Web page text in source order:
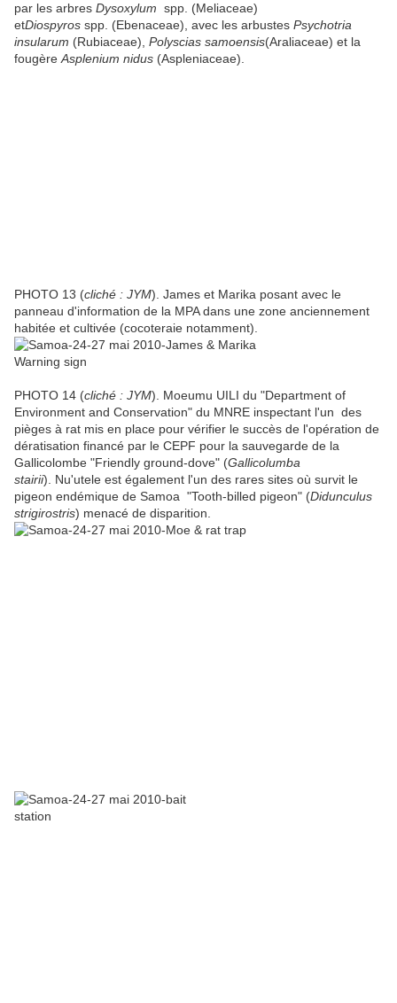
par les arbres Dysoxylum spp. (Meliaceae)
etDiospyros spp. (Ebenaceae), avec les arbustes Psychotria
insularum (Rubiaceae), Polyscias samoensis(Araliaceae) et la
fougère Asplenium nidus (Aspleniaceae).
PHOTO 13 (cliché : JYM). James et Marika posant avec le
panneau d'information de la MPA dans une zone anciennement
habitée et cultivée (cocoteraie notamment).
PHOTO 14 (cliché : JYM). Moeumu UILI du "Department of
Environment and Conservation" du MNRE inspectant l'un des
pièges à rat mis en place pour vérifier le succès de l'opération de
dératisation financé par le CEPF pour la sauvegarde de la
Gallicolombe "Friendly ground-dove" (Gallicolumba
stairii). Nu'utele est également l'un des rares sites où survit le
pigeon endémique de Samoa "Tooth-billed pigeon" (Didunculus
strigirostris) menacé de disparition.